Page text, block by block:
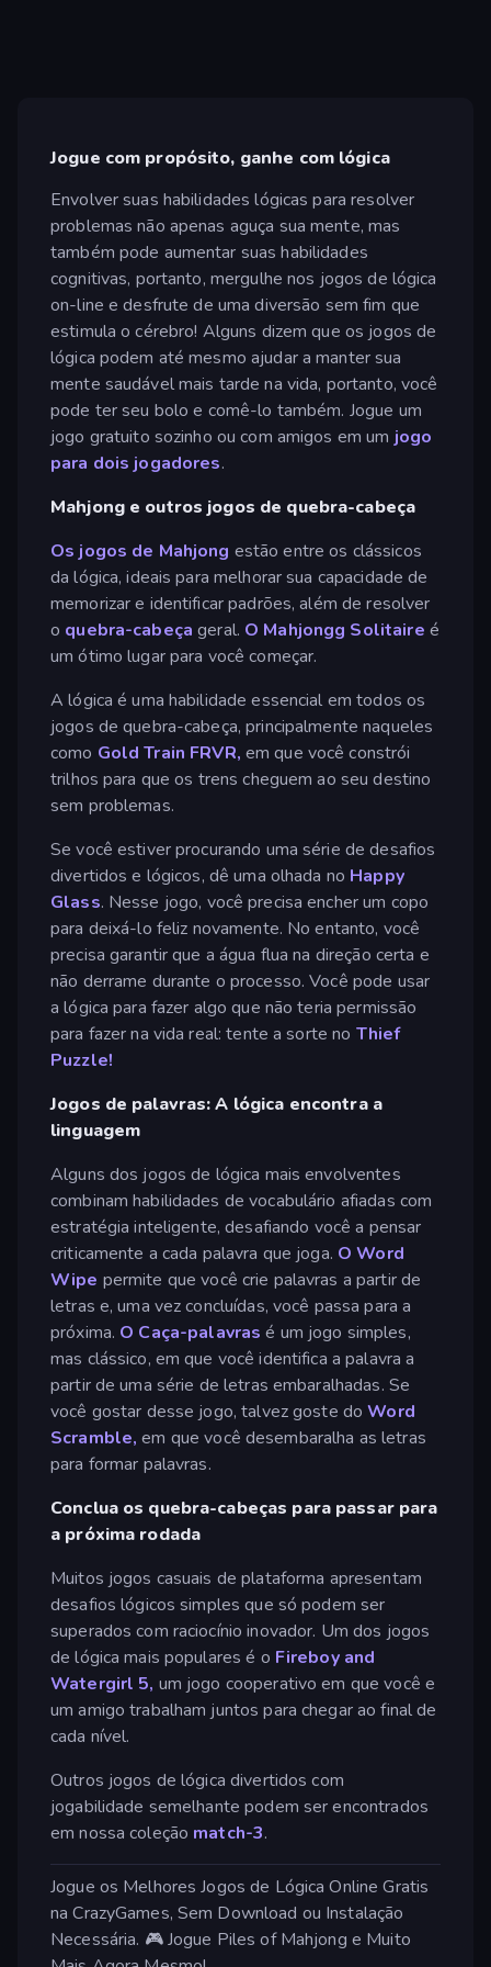
Jogue com propósito, ganhe com lógica
Envolver suas habilidades lógicas para resolver
problemas não apenas aguça sua mente, mas
também pode aumentar suas habilidades
cognitivas, portanto, mergulhe nos jogos de lógica
on-line e desfrute de uma diversão sem fim que
estimula o cérebro! Alguns dizem que os jogos de
lógica podem até mesmo ajudar a manter sua
mente saudável mais tarde na vida, portanto, você
pode ter seu bolo e comê-lo também. Jogue um
jogo gratuito sozinho ou com amigos em um jogo
para dois jogadores.
Mahjong e outros jogos de quebra-cabeça
Os jogos de Mahjong estão entre os clássicos
da lógica, ideais para melhorar sua capacidade de
memorizar e identificar padrões, além de resolver
o quebra-cabeça geral. O Mahjongg Solitaire é
um ótimo lugar para você começar.
A lógica é uma habilidade essencial em todos os
jogos de quebra-cabeça, principalmente naqueles
como Gold Train FRVR, em que você constrói
trilhos para que os trens cheguem ao seu destino
sem problemas.
Se você estiver procurando uma série de desafios
divertidos e lógicos, dê uma olhada no Happy
Glass. Nesse jogo, você precisa encher um copo
para deixá-lo feliz novamente. No entanto, você
precisa garantir que a água flua na direção certa e
não derrame durante o processo. Você pode usar
a lógica para fazer algo que não teria permissão
para fazer na vida real: tente a sorte no Thief
Puzzle!
Jogos de palavras: A lógica encontra a
linguagem
Alguns dos jogos de lógica mais envolventes
combinam habilidades de vocabulário afiadas com
estratégia inteligente, desafiando você a pensar
criticamente a cada palavra que joga. O Word
Wipe permite que você crie palavras a partir de
letras e, uma vez concluídas, você passa para a
próxima. O Caça-palavras é um jogo simples,
mas clássico, em que você identifica a palavra a
partir de uma série de letras embaralhadas. Se
você gostar desse jogo, talvez goste doWord
Scramble, em que você desembaralha as letras
para formar palavras.
Conclua os quebra-cabeças para passar para
a próxima rodada
Muitos jogos casuais de plataforma apresentam
desafios lógicos simples que só podem ser
superados com raciocínio inovador. Um dos jogos
de lógica mais populares é o Fireboy and
Watergirl 5, um jogo cooperativo em que você e
um amigo trabalham juntos para chegar ao final de
cada nível.
Outros jogos de lógica divertidos com
jogabilidade semelhante podem ser encontrados
em nossa coleção match-3.
Jogue os Melhores Jogos de Lógica Online Gratis
na CrazyGames, Sem Download ou Instalação
Necessária. 🎮 Jogue Piles of Mahjong e Muito